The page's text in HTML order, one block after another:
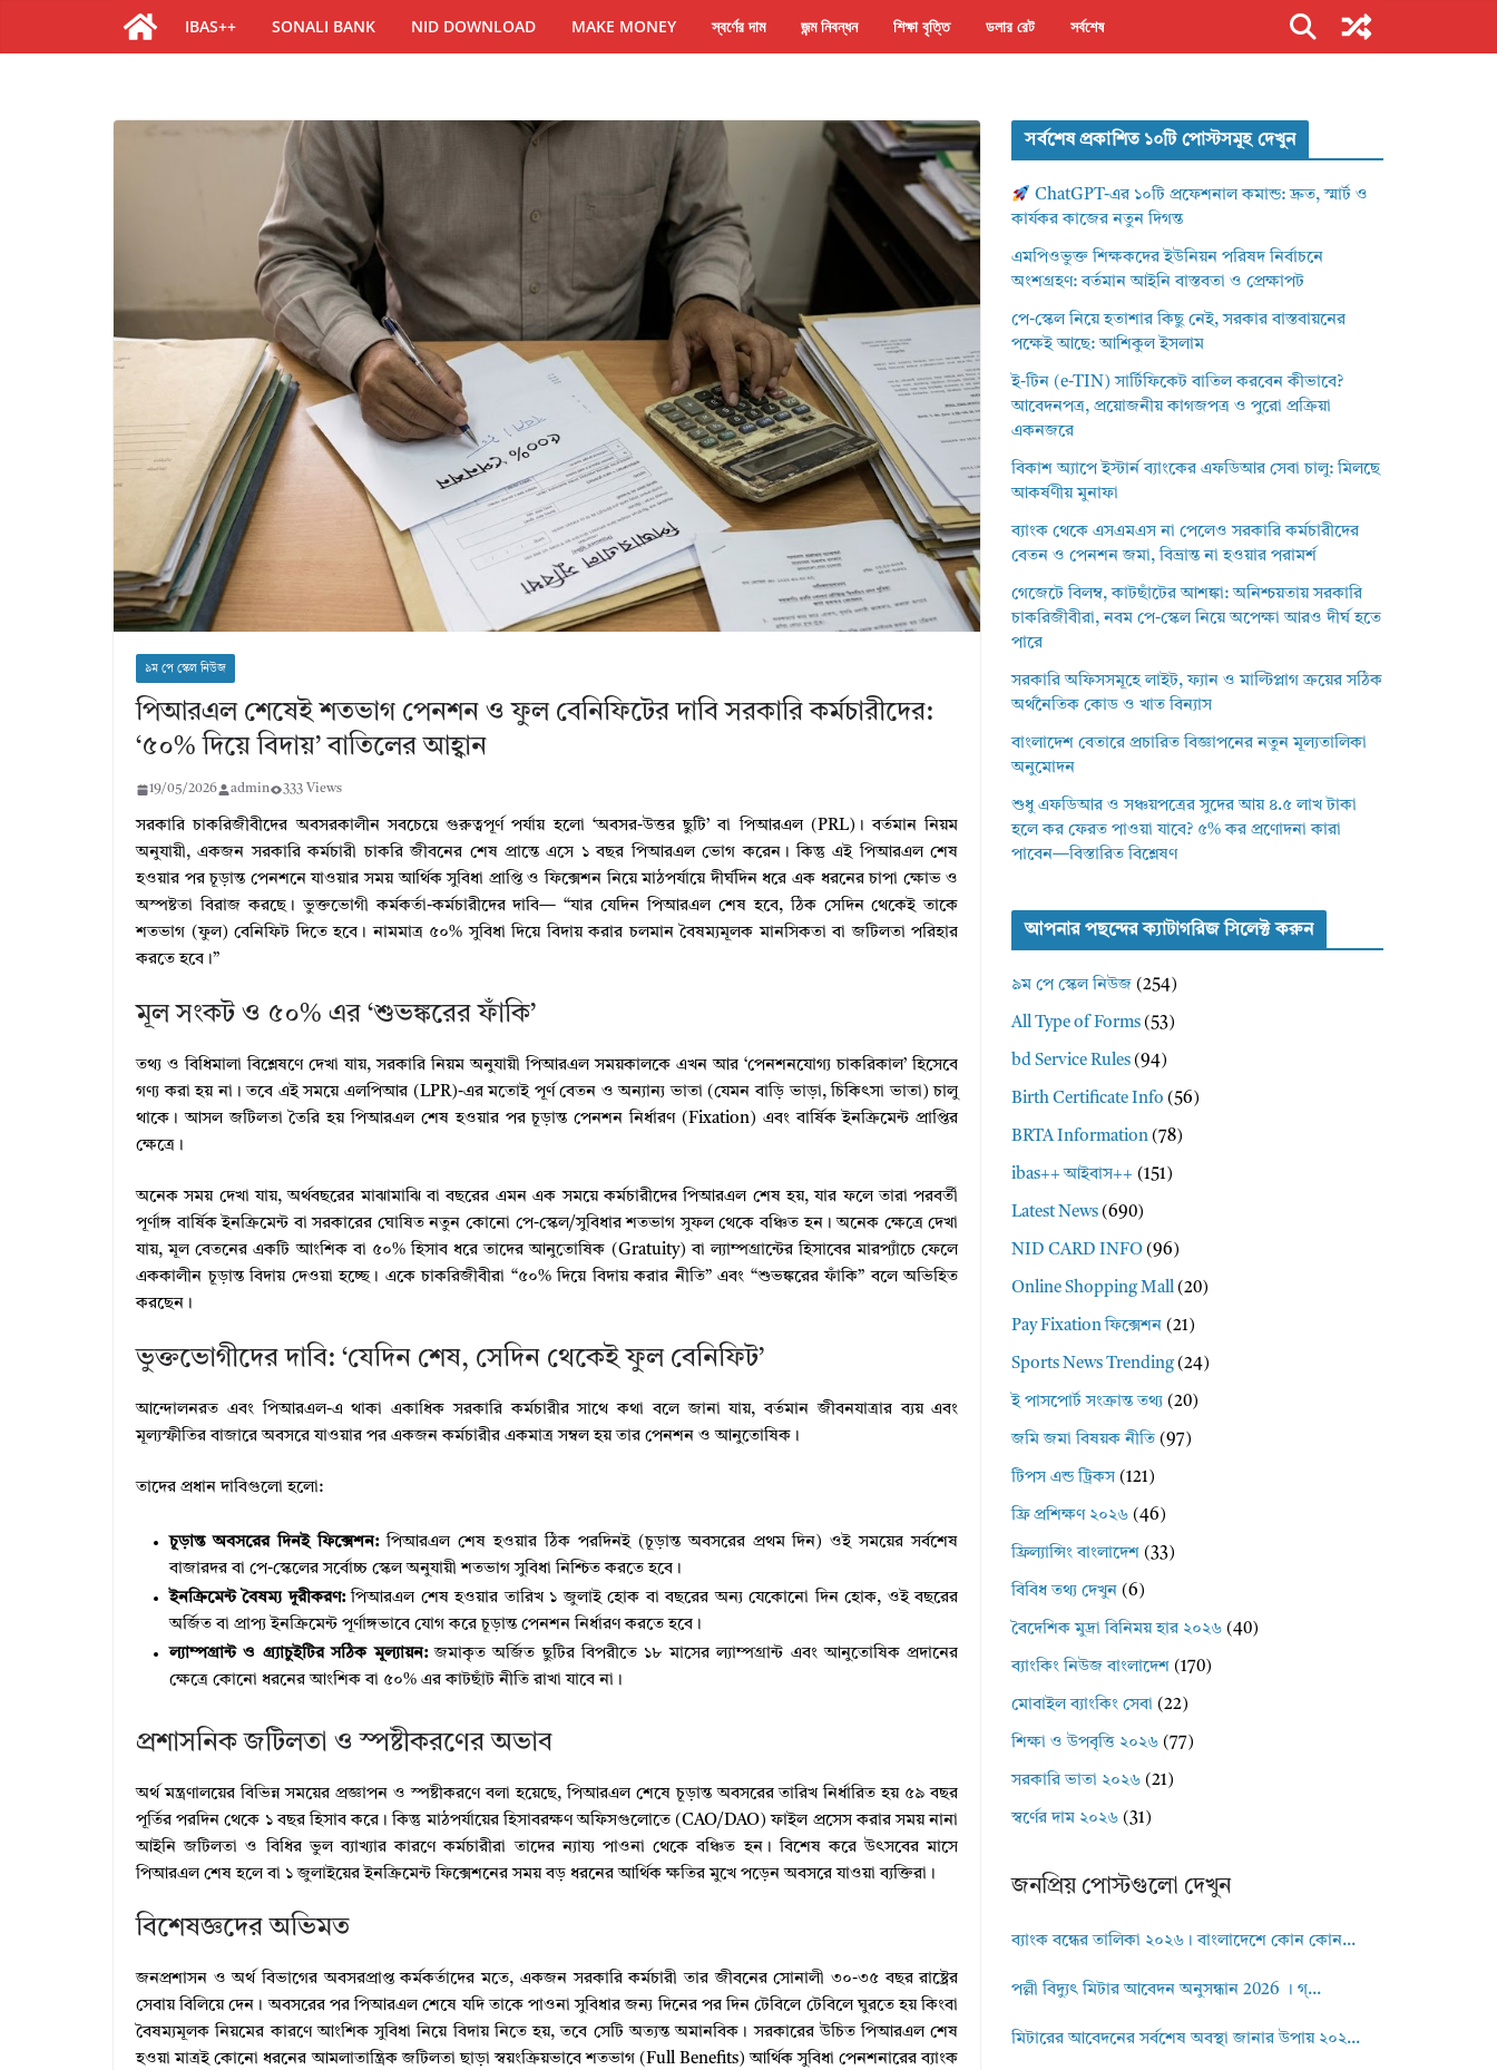
IBAS++ SONALI BANK NID DOWNLOAD MAKE MONEY স্বর্ণের দাম জন্ম নিবন্ধন শিক্ষা বৃত্তি ডলার রেট সর্বশেষ
৯ম পে স্কেল নিউজ
পিআরএল শেষেই শতভাগ পেনশন ও ফুল বেনিফিটের দাবি সরকারি কর্মচারীদের:
‘৫০% দিয়ে বিদায়’ বাতিলের আহ্বান
19/05/2026 admin 333 Views
সরকারি চাকরিজীবীদের অবসরকালীন সবচেয়ে গুরুত্বপূর্ণ পর্যায় হলো ‘অবসর-উত্তর ছুটি’ বা পিআরএল (PRL)। বর্তমান নিয়ম
অনুযায়ী, একজন সরকারি কর্মচারী চাকরি জীবনের শেষ প্রান্তে এসে ১ বছর পিআরএল ভোগ করেন। কিন্তু এই পিআরএল শেষ
হওয়ার পর চূড়ান্ত পেনশনে যাওয়ার সময় আর্থিক সুবিধা প্রাপ্তি ও ফিক্সেশন নিয়ে মাঠপর্যায়ে দীর্ঘদিন ধরে এক ধরনের চাপা ক্ষোভ ও
অস্পষ্টতা বিরাজ করছে। ভুক্তভোগী কর্মকর্তা-কর্মচারীদের দাবি— “যার যেদিন পিআরএল শেষ হবে, ঠিক সেদিন থেকেই তাকে
শতভাগ (ফুল) বেনিফিট দিতে হবে। নামমাত্র ৫০% সুবিধা দিয়ে বিদায় করার চলমান বৈষম্যমূলক মানসিকতা বা জটিলতা পরিহার
করতে হবে।”
মূল সংকট ও ৫০% এর ‘শুভঙ্করের ফাঁকি’
তথ্য ও বিধিমালা বিশ্লেষণে দেখা যায়, সরকারি নিয়ম অনুযায়ী পিআরএল সময়কালকে এখন আর ‘পেনশনযোগ্য চাকরিকাল’ হিসেবে
গণ্য করা হয় না। তবে এই সময়ে এলপিআর (LPR)-এর মতোই পূর্ণ বেতন ও অন্যান্য ভাতা (যেমন বাড়ি ভাড়া, চিকিৎসা ভাতা) চালু
থাকে। আসল জটিলতা তৈরি হয় পিআরএল শেষ হওয়ার পর চূড়ান্ত পেনশন নির্ধারণ (Fixation) এবং বার্ষিক ইনক্রিমেন্ট প্রাপ্তির
ক্ষেত্রে।
অনেক সময় দেখা যায়, অর্থবছরের মাঝামাঝি বা বছরের এমন এক সময়ে কর্মচারীদের পিআরএল শেষ হয়, যার ফলে তারা পরবর্তী
পূর্ণাঙ্গ বার্ষিক ইনক্রিমেন্ট বা সরকারের ঘোষিত নতুন কোনো পে-স্কেল/সুবিধার শতভাগ সুফল থেকে বঞ্চিত হন। অনেক ক্ষেত্রে দেখা
যায়, মূল বেতনের একটি আংশিক বা ৫০% হিসাব ধরে তাদের আনুতোষিক (Gratuity) বা ল্যাম্পগ্রান্টের হিসাবের মারপ্যাঁচে ফেলে
এককালীন চূড়ান্ত বিদায় দেওয়া হচ্ছে। একে চাকরিজীবীরা “৫০% দিয়ে বিদায় করার নীতি” এবং “শুভঙ্করের ফাঁকি” বলে অভিহিত
করছেন।
ভুক্তভোগীদের দাবি: ‘যেদিন শেষ, সেদিন থেকেই ফুল বেনিফিট’
আন্দোলনরত এবং পিআরএল-এ থাকা একাধিক সরকারি কর্মচারীর সাথে কথা বলে জানা যায়, বর্তমান জীবনযাত্রার ব্যয় এবং
মূল্যস্ফীতির বাজারে অবসরে যাওয়ার পর একজন কর্মচারীর একমাত্র সম্বল হয় তার পেনশন ও আনুতোষিক।
তাদের প্রধান দাবিগুলো হলো:
চূড়ান্ত অবসরের দিনই ফিক্সেশন:পিআরএল শেষ হওয়ার ঠিক পরদিনই (চূড়ান্ত অবসরের প্রথম দিন) ওই সময়ের সর্বশেষ
বাজারদর বা পে-স্কেলের সর্বোচ্চ স্কেল অনুযায়ী শতভাগ সুবিধা নিশ্চিত করতে হবে।
ইনক্রিমেন্ট বৈষম্য দূরীকরণ:পিআরএল শেষ হওয়ার তারিখ ১ জুলাই হোক বা বছরের অন্য যেকোনো দিন হোক, ওই বছরের
অর্জিত বা প্রাপ্য ইনক্রিমেন্ট পূর্ণাঙ্গভাবে যোগ করে চূড়ান্ত পেনশন নির্ধারণ করতে হবে।
ল্যাম্পগ্রান্ট ও গ্র্যাচুইটির সঠিক মূল্যায়ন:জমাকৃত অর্জিত ছুটির বিপরীতে ১৮ মাসের ল্যাম্পগ্রান্ট এবং আনুতোষিক প্রদানের
ক্ষেত্রে কোনো ধরনের আংশিক বা ৫০% এর কাটছাঁট নীতি রাখা যাবে না।
প্রশাসনিক জটিলতা ও স্পষ্টীকরণের অভাব
অর্থ মন্ত্রণালয়ের বিভিন্ন সময়ের প্রজ্ঞাপন ও স্পষ্টীকরণে বলা হয়েছে, পিআরএল শেষে চূড়ান্ত অবসরের তারিখ নির্ধারিত হয় ৫৯ বছর
পূর্তির পরদিন থেকে ১ বছর হিসাব করে। কিন্তু মাঠপর্যায়ের হিসাবরক্ষণ অফিসগুলোতে (CAO/DAO) ফাইল প্রসেস করার সময় নানা
আইনি জটিলতা ও বিধির ভুল ব্যাখ্যার কারণে কর্মচারীরা তাদের ন্যায্য পাওনা থেকে বঞ্চিত হন। বিশেষ করে উৎসবের মাসে
পিআরএল শেষ হলে বা ১ জুলাইয়ের ইনক্রিমেন্ট ফিক্সেশনের সময় বড় ধরনের আর্থিক ক্ষতির মুখে পড়েন অবসরে যাওয়া ব্যক্তিরা।
বিশেষজ্ঞদের অভিমত
জনপ্রশাসন ও অর্থ বিভাগের অবসরপ্রাপ্ত কর্মকর্তাদের মতে, একজন সরকারি কর্মচারী তার জীবনের সোনালী ৩০-৩৫ বছর রাষ্ট্রের
সেবায় বিলিয়ে দেন। অবসরের পর পিআরএল শেষে যদি তাকে পাওনা সুবিধার জন্য দিনের পর দিন টেবিলে টেবিলে ঘুরতে হয় কিংবা
বৈষম্যমূলক নিয়মের কারণে আংশিক সুবিধা নিয়ে বিদায় নিতে হয়, তবে সেটি অত্যন্ত অমানবিক। সরকারের উচিত পিআরএল শেষ
হওয়া মাত্রই কোনো ধরনের আমলাতান্ত্রিক জটিলতা ছাড়া স্বয়ংক্রিয়ভাবে শতভাগ (Full Benefits) আর্থিক সুবিধা পেনশনারের ব্যাংক
সর্বশেষ প্রকাশিত ১০টি পোস্টসমূহ দেখুন
ChatGPT-এর ১০টি প্রফেশনাল কমান্ড: দ্রুত, স্মার্ট ও
কার্যকর কাজের নতুন দিগন্ত
এমপিওভুক্ত শিক্ষকদের ইউনিয়ন পরিষদ নির্বাচনে
অংশগ্রহণ: বর্তমান আইনি বাস্তবতা ও প্রেক্ষাপট
পে-স্কেল নিয়ে হতাশার কিছু নেই, সরকার বাস্তবায়নের
পক্ষেই আছে: আশিকুল ইসলাম
ই-টিন (e-TIN) সার্টিফিকেট বাতিল করবেন কীভাবে?
আবেদনপত্র, প্রয়োজনীয় কাগজপত্র ও পুরো প্রক্রিয়া
একনজরে
বিকাশ অ্যাপে ইস্টার্ন ব্যাংকের এফডিআর সেবা চালু: মিলছে
আকর্ষণীয় মুনাফা
ব্যাংক থেকে এসএমএস না পেলেও সরকারি কর্মচারীদের
বেতন ও পেনশন জমা, বিভ্রান্ত না হওয়ার পরামর্শ
গেজেটে বিলম্ব, কাটছাঁটের আশঙ্কা: অনিশ্চয়তায় সরকারি
চাকরিজীবীরা, নবম পে-স্কেল নিয়ে অপেক্ষা আরও দীর্ঘ হতে
পারে
সরকারি অফিসসমূহে লাইট, ফ্যান ও মাল্টিপ্লাগ ক্রয়ের সঠিক
অর্থনৈতিক কোড ও খাত বিন্যাস
বাংলাদেশ বেতারে প্রচারিত বিজ্ঞাপনের নতুন মূল্যতালিকা
অনুমোদন
শুধু এফডিআর ও সঞ্চয়পত্রের সুদের আয় ৪.৫ লাখ টাকা
হলে কর ফেরত পাওয়া যাবে? ৫% কর প্রণোদনা কারা
পাবেন—বিস্তারিত বিশ্লেষণ
আপনার পছন্দের ক্যাটাগরিজ সিলেক্ট করুন
৯ম পে স্কেল নিউজ (254)
All Type of Forms (53)
bd Service Rules (94)
Birth Certificate Info (56)
BRTA Information (78)
ibas++ আইবাস++ (151)
Latest News (690)
NID CARD INFO (96)
Online Shopping Mall (20)
Pay Fixation ফিক্সেশন (21)
Sports News Trending(24)
ই পাসপোর্ট সংক্রান্ত তথ্য (20)
জমি জমা বিষয়ক নীতি (97)
টিপস এন্ড ট্রিকস (121)
ফ্রি প্রশিক্ষণ ২০২৬ (46)
ফ্রিল্যান্সিং বাংলাদেশ (33)
বিবিধ তথ্য দেখুন (6)
বৈদেশিক মুদ্রা বিনিময় হার ২০২৬ (40)
ব্যাংকিং নিউজ বাংলাদেশ (170)
মোবাইল ব্যাংকিং সেবা (22)
শিক্ষা ও উপবৃত্তি ২০২৬ (77)
সরকারি ভাতা ২০২৬ (21)
স্বর্ণের দাম ২০২৬ (31)
জনপ্রিয় পোস্টগুলো দেখুন
ব্যাংক বন্ধের তালিকা ২০২৬। বাংলাদেশে কোন কোন...
পল্লী বিদ্যুৎ মিটার আবেদন অনুসন্ধান 2026 । গ্...
মিটারের আবেদনের সর্বশেষ অবস্থা জানার উপায় ২০২...